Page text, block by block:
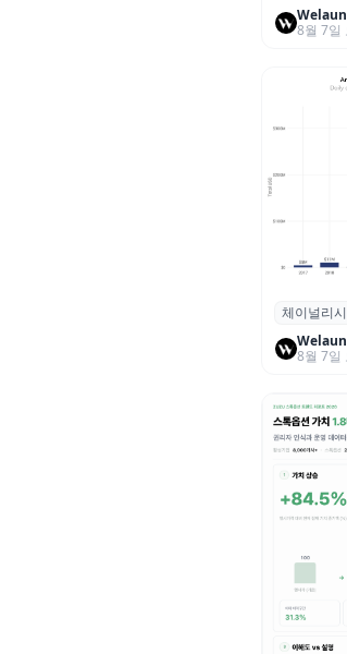
8월 7일
체이널리
력 범죄
러 돌파
체이널리
8월 7일